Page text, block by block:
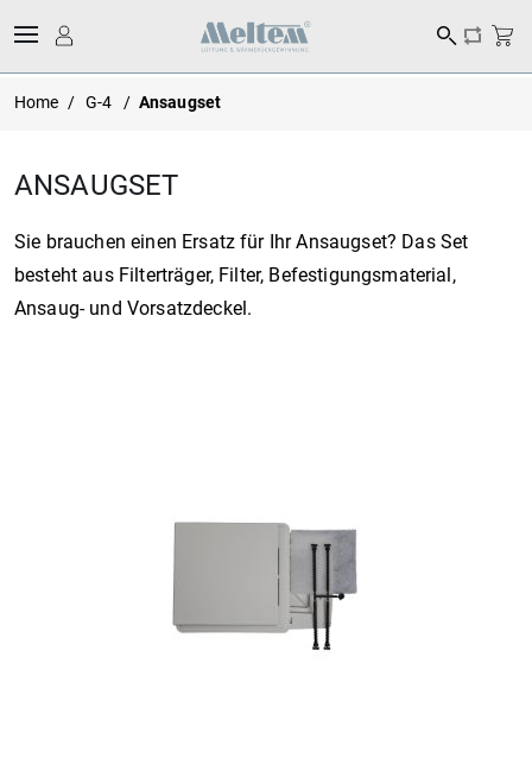
Home / G-4 / Ansaugset
ANSAUGSET
Sie brauchen einen Ersatz für Ihr Ansaugset? Das Set
besteht aus Filterträger, Filter, Befestigungsmaterial,
Ansaug- und Vorsatzdeckel.